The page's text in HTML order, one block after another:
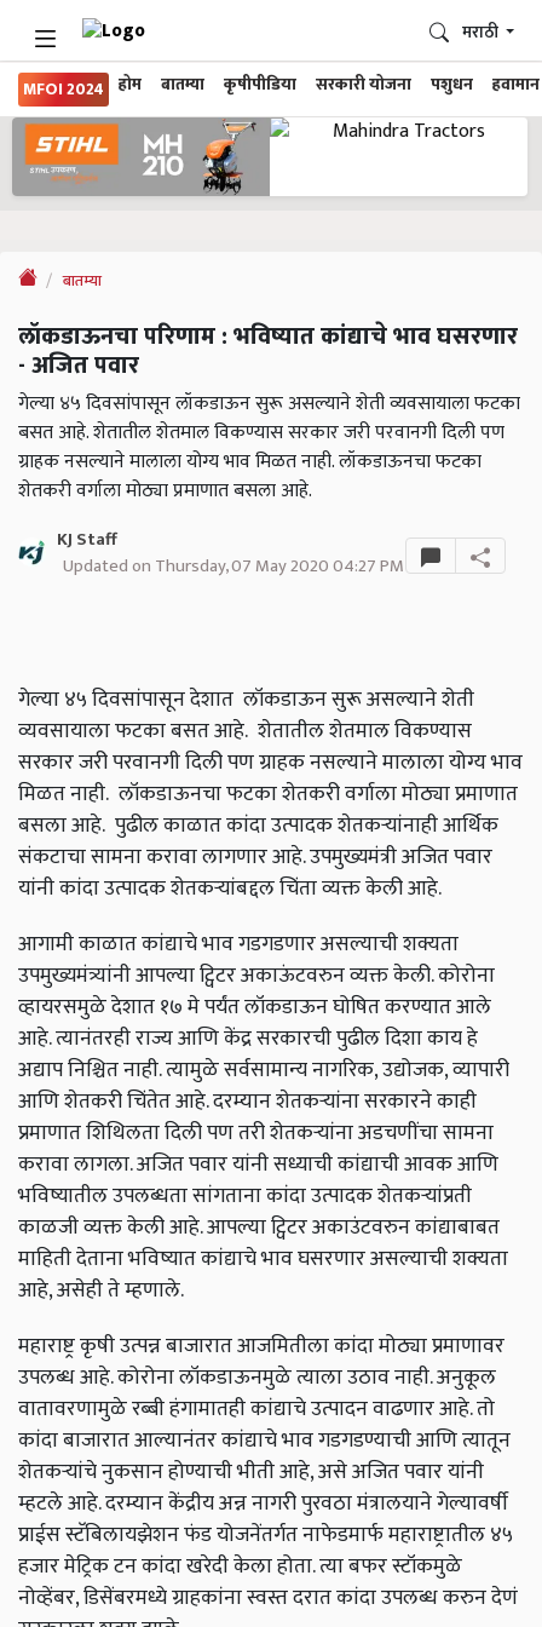
MFOI 2024 होम बातम्या कृषीपीडिया सरकारी योजना पशुधन हवामान
मराठी
बातम्या
लॉकडाऊनचा परिणाम : भविष्यात कांद्याचे भाव घसरणार
- अजित पवार
गेल्या ४५ दिवसांपासून लॉकडाऊन सुरू असल्याने शेती व्यवसायाला फटका
बसत आहे. शेतातील शेतमाल विकण्यास सरकार जरी परवानगी दिली पण
ग्राहक नसल्याने मालाला योग्य भाव मिळत नाही. लॉकडाऊनचा फटका
शेतकरी वर्गाला मोठ्या प्रमाणात बसला आहे.
KJ Staff
Updated on Thursday, 07 May 2020 04:27 PM
गेल्या ४५ दिवसांपासून देशात लॉकडाऊन सुरू असल्याने शेती
व्यवसायाला फटका बसत आहे. शेतातील शेतमाल विकण्यास
सरकार जरी परवानगी दिली पण ग्राहक नसल्याने मालाला योग्य भाव
मिळत नाही. लॉकडाऊनचा फटका शेतकरी वर्गाला मोठ्या प्रमाणात
बसला आहे. पुढील काळात कांदा उत्पादक शेतकऱ्यांनाही आर्थिक
संकटाचा सामना करावा लागणार आहे. उपमुख्यमंत्री अजित पवार
यांनी कांदा उत्पादक शेतकऱ्यांबद्दल चिंता व्यक्त केली आहे.
आगामी काळात कांद्याचे भाव गडगडणार असल्याची शक्यता
उपमुख्यमंत्र्यांनी आपल्या ट्विटर अकाऊंटवरुन व्यक्त केली. कोरोना
व्हायरसमुळे देशात १७ मे पर्यंत लॉकडाऊन घोषित करण्यात आले
आहे. त्यानंतरही राज्य आणि केंद्र सरकारची पुढील दिशा काय हे
अद्याप निश्चित नाही. त्यामुळे सर्वसामान्य नागरिक, उद्योजक, व्यापारी
आणि शेतकरी चिंतेत आहे. दरम्यान शेतकऱ्यांना सरकारने काही
प्रमाणात शिथिलता दिली पण तरी शेतकऱ्यांना अडचणींचा सामना
करावा लागला. अजित पवार यांनी सध्याची कांद्याची आवक आणि
भविष्यातील उपलब्धता सांगताना कांदा उत्पादक शेतकऱ्यांप्रती
काळजी व्यक्त केली आहे. आपल्या ट्विटर अकाउंटवरुन कांद्याबाबत
माहिती देताना भविष्यात कांद्याचे भाव घसरणार असल्याची शक्यता
आहे, असेही ते म्हणाले.
महाराष्ट्र कृषी उत्पन्न बाजारात आजमितीला कांदा मोठ्या प्रमाणावर
उपलब्ध आहे. कोरोना लॉकडाऊनमुळे त्याला उठाव नाही. अनुकूल
वातावरणामुळे रब्बी हंगामातही कांद्याचे उत्पादन वाढणार आहे. तो
कांदा बाजारात आल्यानंतर कांद्याचे भाव गडगडण्याची आणि त्यातून
शेतकऱ्यांचे नुकसान होण्याची भीती आहे, असे अजित पवार यांनी
म्हटले आहे. दरम्यान केंद्रीय अन्न नागरी पुरवठा मंत्रालयाने गेल्यावर्षी
प्राईस स्टॅबिलायझेशन फंड योजनेंतर्गत नाफेडमार्फ महाराष्ट्रातील ४५
हजार मेट्रिक टन कांदा खरेदी केला होता. त्या बफर स्टॉकमुळे
नोव्हेंबर, डिसेंबरमध्ये ग्राहकांना स्वस्त दरात कांदा उपलब्ध करुन देणं